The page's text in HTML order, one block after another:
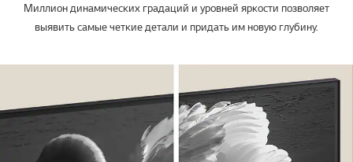
Миллион динамических градаций и уровней яркости позволяет
выявить самые четкие детали и придать им новую глубину.